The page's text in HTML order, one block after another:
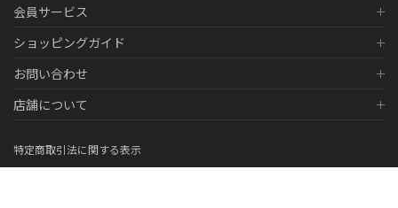
会員サービス
ショッピングガイド
お問い合わせ
店舗について
特定商取引法に関する表示